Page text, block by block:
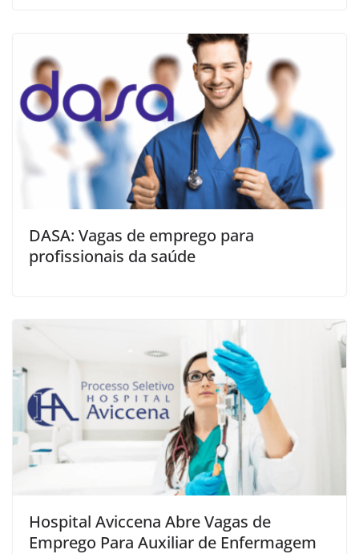
DASA: Vagas de emprego para
profissionais da saúde
Hospital Aviccena Abre Vagas de
Emprego Para Auxiliar de Enfermagem